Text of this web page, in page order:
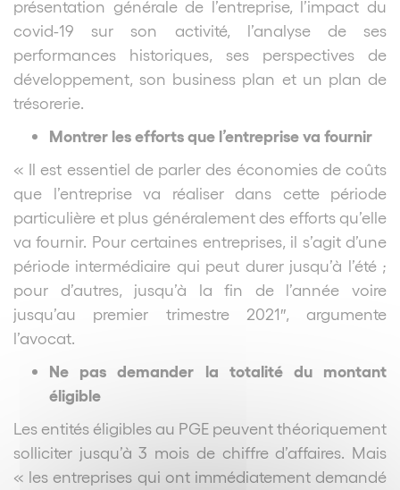
présentation générale de l’entreprise, l’impact du
covid-19 sur son activité, l’analyse de ses
performances historiques, ses perspectives de
développement, son business plan et un plan de
trésorerie.
Montrer les efforts que l’entreprise va fournir
« Il est essentiel de parler des économies de coûts
que l’entreprise va réaliser dans cette période
particulière et plus généralement des efforts qu’elle
va fournir. Pour certaines entreprises, il s’agit d’une
période intermédiaire qui peut durer jusqu’à l’été ;
pour d’autres, jusqu’à la fin de l’année voire
jusqu’au premier trimestre 2021″, argumente
l’avocat.
Ne pas demander la totalité du montant
éligible
Les entités éligibles au PGE peuvent théoriquement
solliciter jusqu’à 3 mois de chiffred’affaires. Mais
« les entreprises qui ont immédiatement demandé